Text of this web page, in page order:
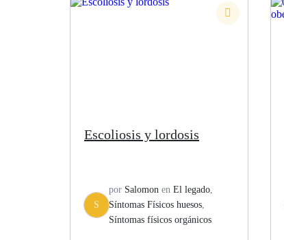
Escoliosis y lordosis
S
por Salomon en El legado,
Síntomas Físicos huesos,
Síntomas físicos orgánicos